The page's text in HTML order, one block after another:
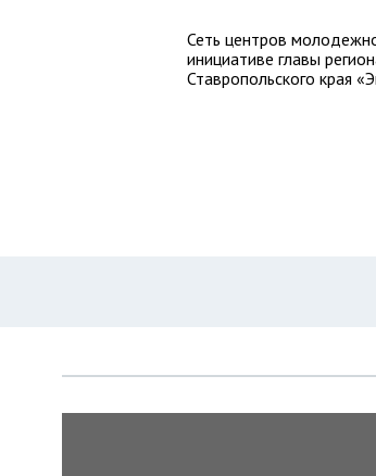
Сеть центров
инициативе главы
Ставропольского края